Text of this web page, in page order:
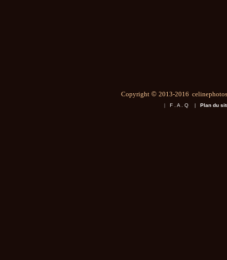
Copyright © 2013-2016
| F . A . Q | Plan du